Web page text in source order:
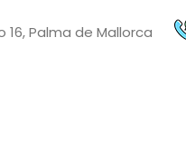
16, Palma de Mallorca